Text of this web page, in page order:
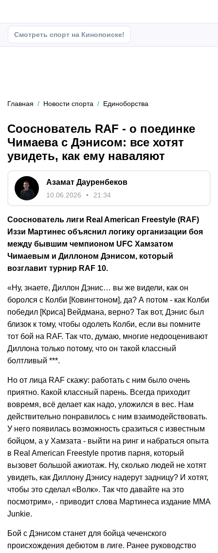
Смотреть спорт на Кинопоиске!
Главная Новости спорта Единоборства
Сооснователь RAF - о поединке
Чимаева с Дэнисом: все хотят
увидеть, как ему наваляют
Азамат Дауренбеков
10.06.2026 21:34
Сооснователь лиги Real American Freestyle (RAF)
Иззи Мартинес объяснил логику организации боя
между бывшим чемпионом UFC Хамзатом
Чимаевым и Диллоном Дэнисом, который
возглавит турнир RAF 10.
«Ну, знаете, Диллон Дэнис… вы же видели, как он
боролся с Колби [Ковингтоном], да? А потом - как Колби
победил [Криса] Вейдмана, верно? Так вот, Дэнис был
близок к тому, чтобы одолеть Колби, если вы помните
тот бой на RAF. Так что, думаю, многие недооценивают
Диллона только потому, что он такой классный
болтливый ***.
Но от лица RAF скажу: работать с ним было очень
приятно. Какой классный парень. Всегда приходит
вовремя, всё делает как надо, уложился в вес. Нам
действительно понравилось с ним взаимодействовать.
У него появилась возможность сразиться с известным
бойцом, а у Хамзата - выйти на ринг и набраться опыта
в Real American Freestyle против парня, который
вызовет большой ажиотаж. Ну, сколько людей не хотят
увидеть, как Диллону Дэнису надерут задницу? И хотят,
чтобы это сделал «Волк». Так что давайте на это
посмотрим», - приводит слова Мартинеса издание MMA
Junkie.
Бой c Дэнисом станет для бойца чеченского
происхождения дебютом в лиге. Ранее руководство